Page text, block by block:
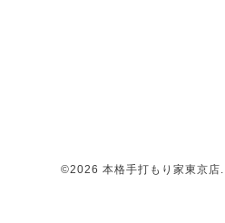
©2026 本格手打もり家東京店